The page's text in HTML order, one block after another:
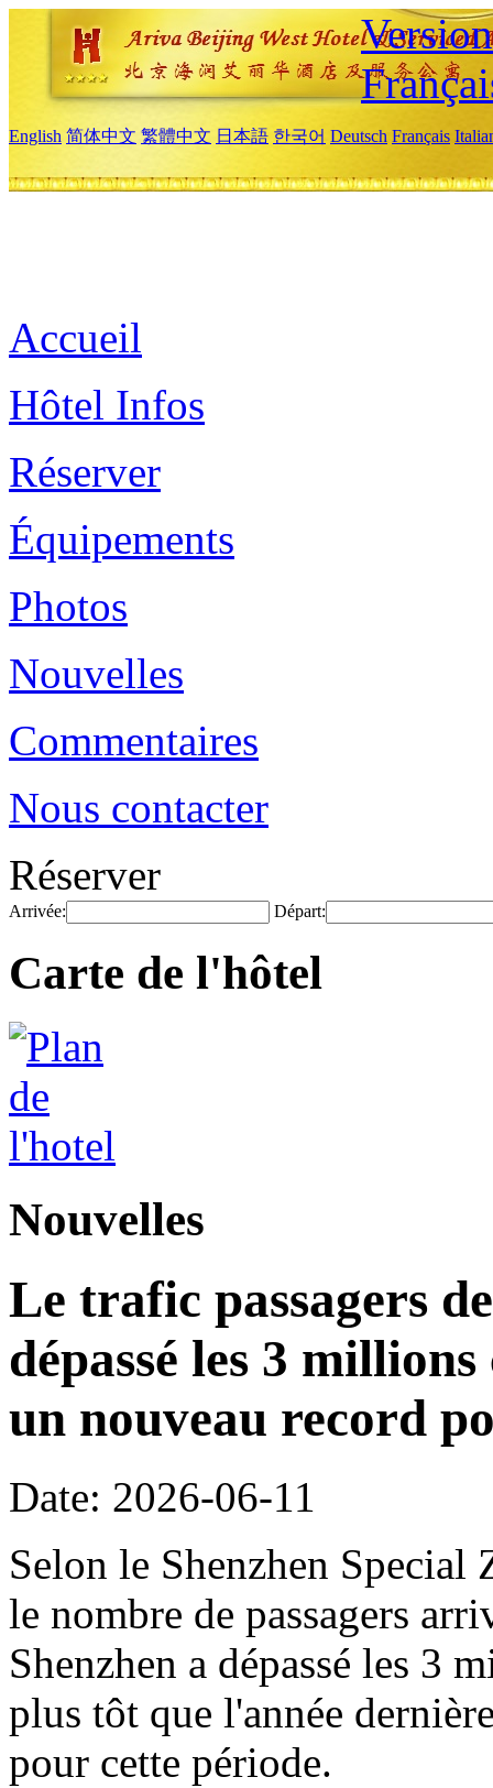
English 简体中文 繁體中文 日本語 한국어 Deutsch Français
Accueil
Hôtel Infos
Réserver
Équipements
Photos
Nouvelles
Commentaires
Nous contacter
Réserver
Arrivée: Départ:
Carte de l'hôtel
Nouvelles
Le trafic passagers
dépassé les 3
un nouveau record
Date: 2026-06-11
Selon le Shenzhen
le nombre de passagers
Shenzhen a dépassé les 3
plus tôt que l'année
pour cette période.